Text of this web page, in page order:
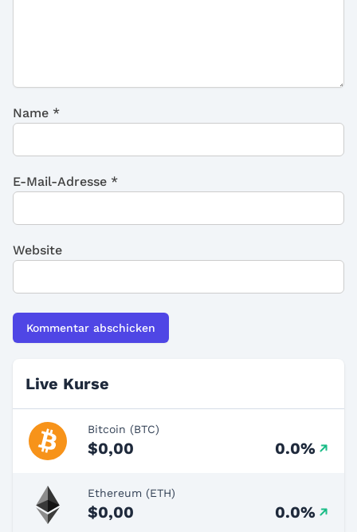
Name *
E-Mail-Adresse *
Website
Live Kurse
Bitcoin (BTC)
$0,00 0.0%
Ethereum (ETH)
$0,00 0.0%